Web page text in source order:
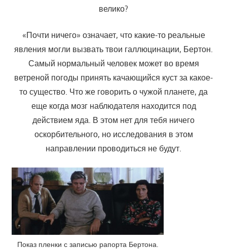
велико?
«Почти ничего» означает, что какие-то реальные
явления могли вызвать твои галлюцинации, Бертон.
Самый нормальный человек может во время
ветреной погоды принять качающийся куст за какое-
то существо. Что же говорить о чужой планете, да
еще когда мозг наблюдателя находится под
действием яда. В этом нет для тебя ничего
оскорбительного, но исследования в этом
направлении проводиться не будут.
Показ пленки с записью рапорта Бертона.